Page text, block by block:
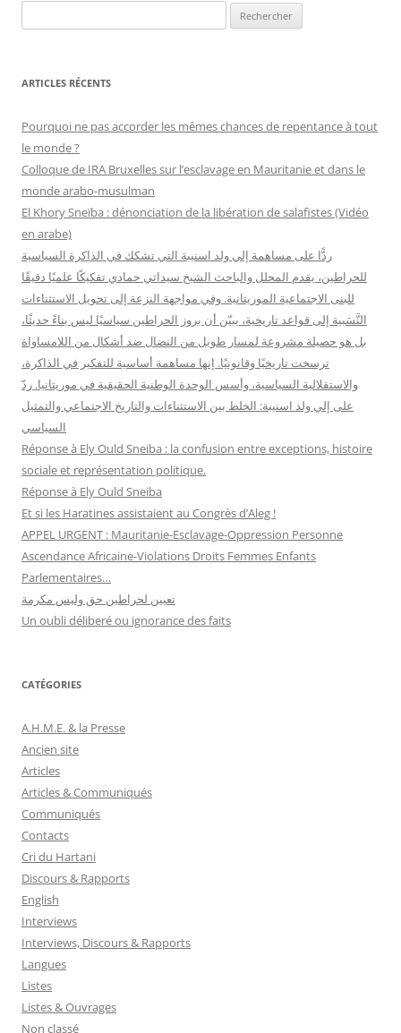
e
h
r
c
h
r
ARTICLES RÉCENTS
Pourquoi ne pas accorder les mêmes chances de repentance à tout
le monde ?
Colloque de IRA Bruxelles sur l’esclavage en Mauritanie et dans le
monde arabo-musulman
El Khory Sneïba : dénonciation de la libération de salafistes (Vidéo
en arabe)
ردًّا على مساهمة إلي ولد اسنيبة التي تشكك في الذاكرة السياسية
للحراطين، يقدم المحلل والباحث الشيخ سيداتي حمادي تفكيكًا علميًا دقيقًا
للبنى الاجتماعية الموريتانية. وفي مواجهة النزعة إلى تحويل الاستثناءات
النَّسَبية إلى قواعد تاريخية، يبيّن أن بروز الحراطين سياسيًا ليس بناءً حديثًا،
بل هو حصيلة مشروعة لمسار طويل من النضال ضد أشكال من اللامساواة
ترسخت تاريخيًا وقانونيًا. إنها مساهمة أساسية للتفكير في الذاكرة،
والاستقلالية السياسية، وأسس الوحدة الوطنية الحقيقية في موريتانيا. ردّ
على إلي ولد اسنيبة: الخلط بين الاستثناءات والتاريخ الاجتماعي والتمثيل
السياسي
Réponse à Ely Ould Sneiba : la confusion entre exceptions, histoire
sociale et représentation politique.
Réponse à Ely Ould Sneiba
Et si les Haratines assistaient au Congrès d’Aleg !
APPEL URGENT : Mauritanie-Esclavage-Oppression Personne
Ascendance Africaine-Violations Droits Femmes Enfants
Parlementaires…
تعيين لحراطين حق وليس مكرمة
Un oubli déliberé ou ignorance des faits
CATÉGORIES
A.H.M.E. & la Presse
Ancien site
Articles
Articles & Communiqués
Communiqués
Contacts
Cri du Hartani
Discours & Rapports
English
Interviews
Interviews, Discours & Rapports
Langues
Listes
Listes & Ouvrages
Non classé